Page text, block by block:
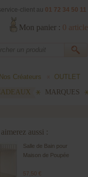
client au 01 72 34 50 11
Mon panier : 0 article
Nos Créateurs
OUTLET
MARQUES
aussi :
Salle de Bain pour
Maison de Poupée
57,50 €